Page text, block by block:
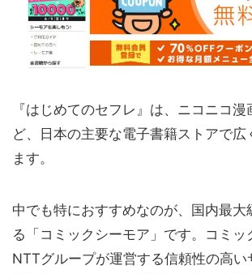
『はじめてのセフレ』は、ニコニコ
ど、日本の主要な電子書籍ストアで広
ます。
中でも特におすすめなのが、国内最大
る「コミックシーモア」です。コミッ
NTTグループが運営する信頼性の高い